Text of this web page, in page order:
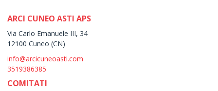
ARCI CUNEO ASTI APS
Via Carlo Emanuele III, 34
12100 Cuneo (CN)
info@arcicuneoasti.com
3519386385
COMITATI